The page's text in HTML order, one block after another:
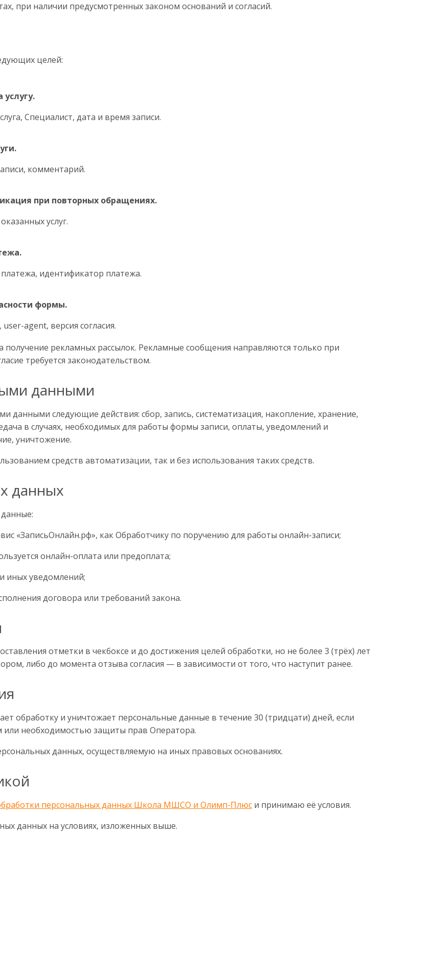
при наличии предусмотренных законом оснований и согласий.
целей:
Специалист, дата и время записи.
комментарий.
при повторных обращениях.
услуг.
идентификатор платежа.
формы.
agent, версия согласия.
получение рекламных рассылок. Рекламные сообщения направляются только при
требуется законодательством.
данными
данными следующие действия: сбор, запись, систематизация, накопление, хранение,
в случаях, необходимых для работы формы записи, оплаты, уведомлений и
уничтожение.
средств автоматизации, так и без использования таких средств.
данных
«ЗаписьОнлайн.рф», как Обработчику по поручению для работы онлайн-записи;
онлайн-оплата или предоплата;
иных уведомлений;
договора или требований закона.
отметки в чекбоксе и до достижения целей обработки, но не более 3 (трёх) лет
либо до момента отзыва согласия — в зависимости от того, что наступит ранее.
обработку и уничтожает персональные данные в течение 30 (тридцати) дней, если
необходимостью защиты прав Оператора.
данных, осуществляемую на иных правовых основаниях.
персональных данных Школа МШСО и Олимп-Плюс и принимаю её условия.
данных на условиях, изложенных выше.